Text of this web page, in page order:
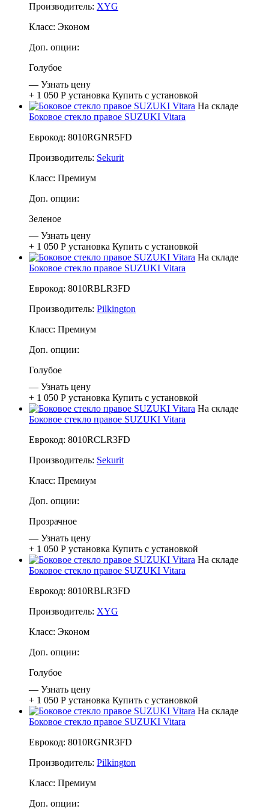
Производитель: XYG
Класс: Эконом
Доп. опции:
Голубое
— Узнать цену
+ 1 050 Р установка Купить с установкой
На складе
Боковое стекло правое SUZUKI Vitara
Еврокод: 8010RGNR5FD
Производитель: Sekurit
Класс: Премиум
Доп. опции:
Зеленое
— Узнать цену
+ 1 050 Р установка Купить с установкой
На складе
Боковое стекло правое SUZUKI Vitara
Еврокод: 8010RBLR3FD
Производитель: Pilkington
Класс: Премиум
Доп. опции:
Голубое
— Узнать цену
+ 1 050 Р установка Купить с установкой
На складе
Боковое стекло правое SUZUKI Vitara
Еврокод: 8010RCLR3FD
Производитель: Sekurit
Класс: Премиум
Доп. опции:
Прозрачное
— Узнать цену
+ 1 050 Р установка Купить с установкой
На складе
Боковое стекло правое SUZUKI Vitara
Еврокод: 8010RBLR3FD
Производитель: XYG
Класс: Эконом
Доп. опции:
Голубое
— Узнать цену
+ 1 050 Р установка Купить с установкой
На складе
Боковое стекло правое SUZUKI Vitara
Еврокод: 8010RGNR3FD
Производитель: Pilkington
Класс: Премиум
Доп. опции: